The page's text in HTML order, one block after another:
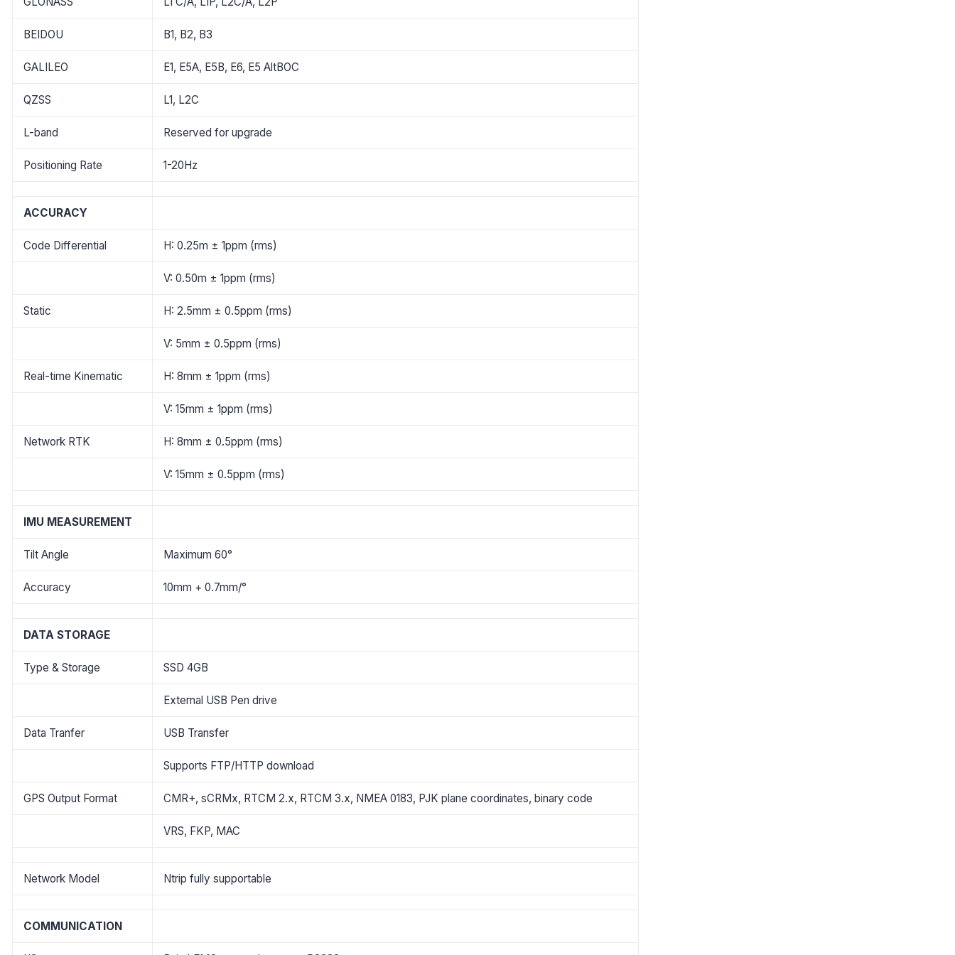
BEIDOU B1, B2, B3
GALILEO E1, E5A, E5B, E6, E5 AltBOC
QZSS L1, L2C
L-band Reserved for upgrade
Positioning Rate 1-20Hz
ACCURACY
Code Differential H: 0.25m ± 1ppm (rms)
V: 0.50m ± 1ppm (rms)
Static H: 2.5mm ± 0.5ppm (rms)
V: 5mm ± 0.5ppm (rms)
Real-time Kinematic H: 8mm ± 1ppm (rms)
V: 15mm ± 1ppm (rms)
Network RTK H: 8mm ± 0.5ppm (rms)
V: 15mm ± 0.5ppm (rms)
IMU MEASUREMENT
Tilt Angle Maximum 60°
Accuracy 10mm + 0.7mm/°
DATA STORAGE
Type & Storage SSD 4GB
External USB Pen drive
Data Tranfer USB Transfer
Supports FTP/HTTP download
GPS Output Format CMR+, sCRMx, RTCM 2.x, RTCM 3.x, NMEA 0183, PJK plane coordinates, binary code
VRS, FKP, MAC
Network Model Ntrip fully supportable
COMMUNICATION